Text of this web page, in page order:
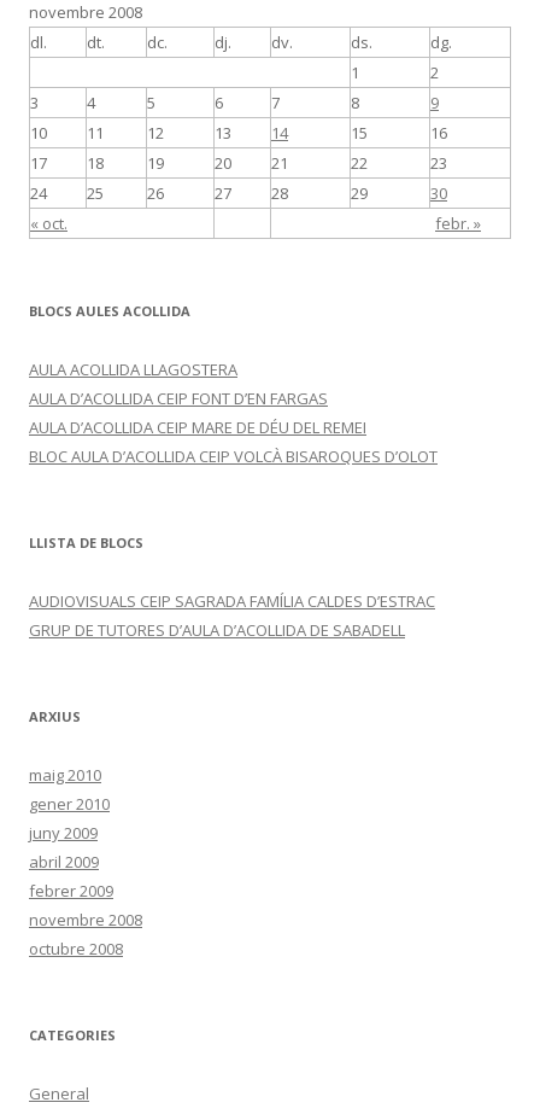
novembre 2008
dl.
dt. dc. dj. dv. ds. dg.
« oct. febr. »
1
2
3
4 5 6 7 8
9
10
11 12 13 14 15
16
17
18 19 20 21 22
23
24
25 26 27 28 29 30
BLOCS AULES ACOLLIDA
AULA ACOLLIDA LLAGOSTERA
AULA D’ACOLLIDA CEIP FONT D’EN FARGAS
AULA D’ACOLLIDA CEIP MARE DE DÉU DEL REMEI
BLOC AULA D’ACOLLIDA CEIP VOLCÀ BISAROQUES D’OLOT
LLISTA DE BLOCS
AUDIOVISUALS CEIP SAGRADA FAMÍLIA CALDES D’ESTRAC
GRUP DE TUTORES D’AULA D’ACOLLIDA DE SABADELL
ARXIUS
maig 2010
gener 2010
juny 2009
abril 2009
febrer 2009
novembre 2008
octubre 2008
CATEGORIES
General